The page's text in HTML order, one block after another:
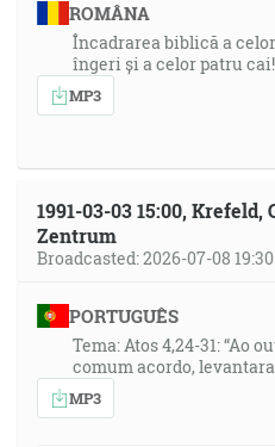
ROMÂNA
Încadrarea biblică a
îngeri și a celor patru cai!
MP3
1991-03-03 15:00,
Zentrum
Broadcasted: 2026-07-08 19:30
PORTUGUÊS
Tema: Atos 4,24-31: “Ao
comum acordo,
MP3